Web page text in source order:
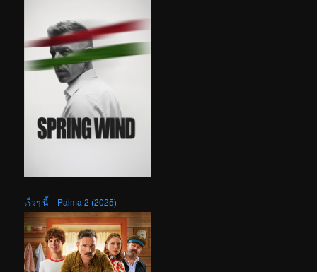
เร็วๆ นี้ – Palma 2 (2025)